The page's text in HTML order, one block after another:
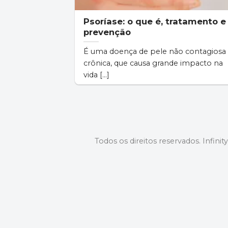
Psoríase: o que é, tratamento e
prevenção
É uma doença de pele não contagiosa
crônica, que causa grande impacto na
vida [...]
Todos os direitos reservados.